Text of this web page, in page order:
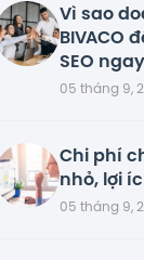
Vì sao
BIVACO
SEO
05 tháng 9,
Chi phí
nhỏ, lợi
05 tháng 9,